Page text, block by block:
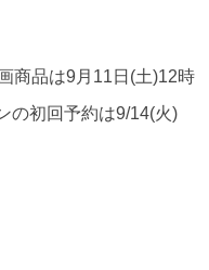
商品は9月11日(土)12時
の初回予約は9/14(火)